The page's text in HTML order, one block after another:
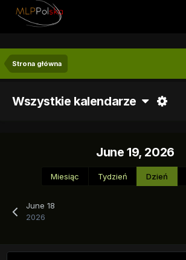
Strona główna
Wszystkie kalendarze
June 18
2026
June 19, 2026
Miesiąc Tydzień Dzień